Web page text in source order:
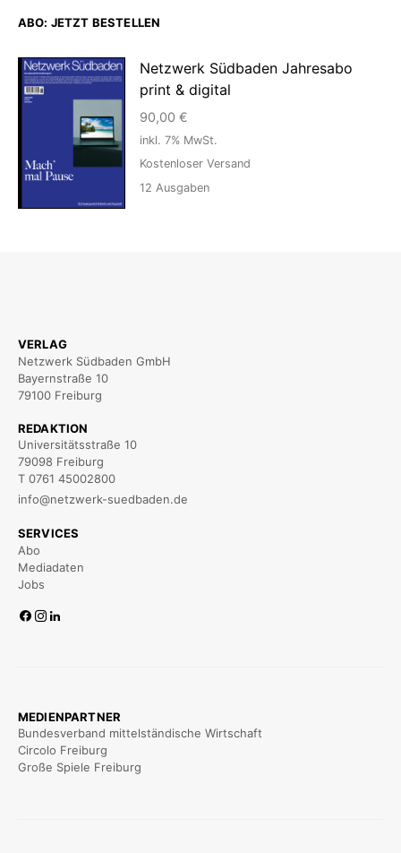
ABO: JETZT BESTELLEN
Netzwerk Südbaden Jahresabo
print & digital
90,00 €
inkl. 7% MwSt.
Kostenloser Versand
12 Ausgaben
VERLAG
Netzwerk Südbaden GmbH
Bayernstraße 10
79100 Freiburg
REDAKTION
Universitätsstraße 10
79098 Freiburg
T 0761 45002800
info@netzwerk-suedbaden.de
SERVICES
Abo
Mediadaten
Jobs
MEDIENPARTNER
Bundesverband mittelständische Wirtschaft
Circolo Freiburg
Große Spiele Freiburg